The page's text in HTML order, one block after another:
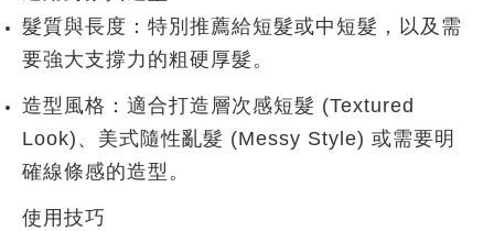
髮質與長度 ：特別推薦給短髮或中短髮 ，以及需
要強大支撐力的粗硬厚髮。
造型風格 ：適合打造 層次感短髮 (Textured
Look) 、 美式隨性亂髮 (Messy Style) 或需要明
確線條感的造型。
使用技巧